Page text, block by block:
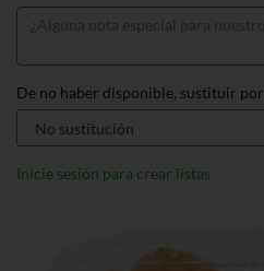
De no haber disponible, sustituir
Inicie sesión para crear listas